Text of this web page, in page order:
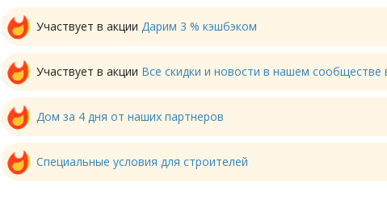
Участвует в акции Дарим 3 % кэшбэком
Участвует в акции Все скидки и новости в нашем сообществе
Дом за 4 дня от наших партнеров
Специальные условия для строителей